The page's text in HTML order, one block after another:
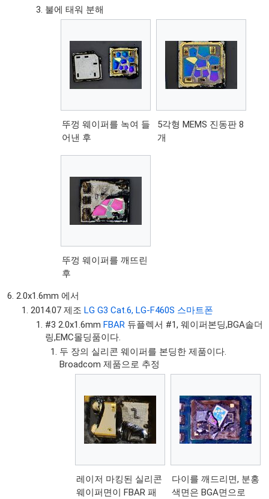
불에 태워 분해
뚜껑 웨이퍼를 녹여 들
어낸 후
5각형 MEMS 진동판 8
개
뚜껑 웨이퍼를 깨뜨린
후
2.0x1.6mm 에서
2014.07 제조LG G3 Cat.6, LG-F460S 스마트폰
#3 2.0x1.6mmFBAR 듀플렉서 #1, 웨이퍼본딩,BGA솔더
링,EMC몰딩품이다.
두 장의 실리콘 웨이퍼를 본딩한 제품이다.
Broadcom 제품으로 추정
레이저 마킹된 실리콘
웨이퍼면이 FBAR 패
다이를 깨드리면, 분홍
색면은 BGA면으로